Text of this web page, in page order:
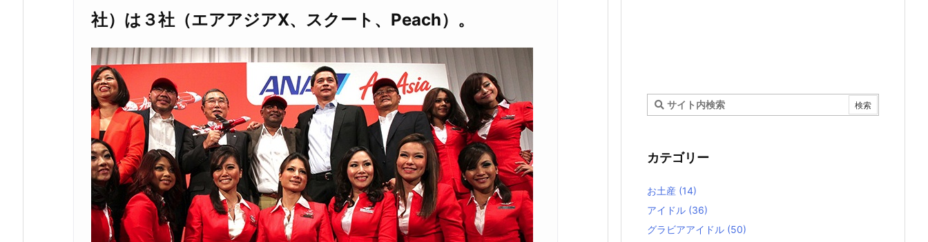
社）は３社（エアアジアX、スクート、Peach）。
カテゴリー
お土産 (14)
アイドル (36)
グラビアアイドル (50)